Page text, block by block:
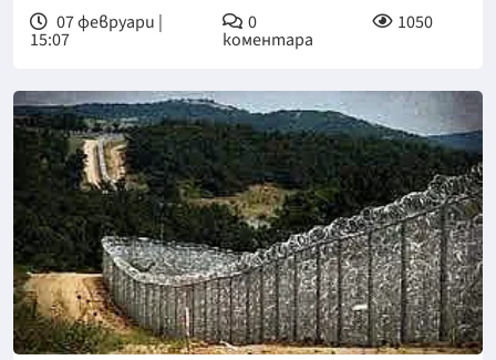
07 февруари |
15:07
0
коментара
1050